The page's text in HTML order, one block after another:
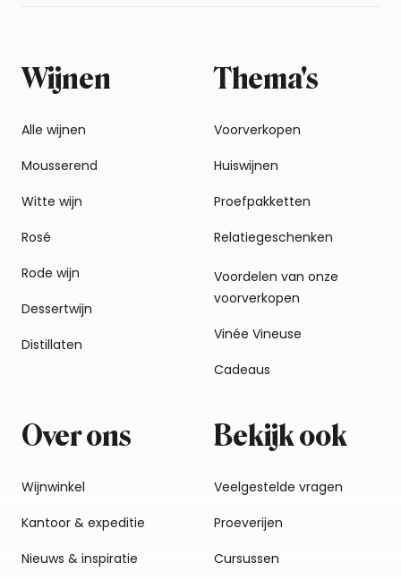
Wijnen
Alle wijnen
Mousserend
Witte wijn
Rosé
Rode wijn
Dessertwijn
Distillaten
Thema's
Voorverkopen
Huiswijnen
Proefpakketten
Relatiegeschenken
Voordelen van onze
voorverkopen
Vinée Vineuse
Cadeaus
Over ons
Wijnwinkel
Kantoor & expeditie
Nieuws & inspiratie
Bekijk ook
Veelgestelde vragen
Proeverijen
Cursussen